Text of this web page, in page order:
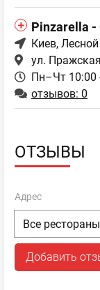
Pinzarella
Киев,
ул.
Пн–Чт 10:00
отзывов: 0
ОТЗЫВЫ
Адрес
Добавить